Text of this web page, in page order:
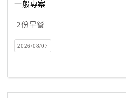
員
戶
客
服
一般專案
2份早餐
2026/08/07